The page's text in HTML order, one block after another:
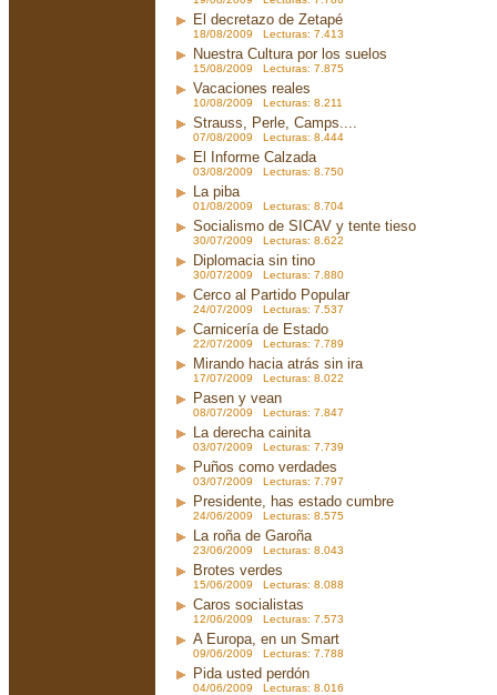
El decretazo de Zetapé
18/08/2009 Lecturas: 7.413
Nuestra Cultura por los suelos
15/08/2009 Lecturas: 7.875
Vacaciones reales
10/08/2009 Lecturas: 8.211
Strauss, Perle, Camps....
07/08/2009 Lecturas: 8.444
El Informe Calzada
03/08/2009 Lecturas: 8.750
La piba
01/08/2009 Lecturas: 8.704
Socialismo de SICAV y tente tieso
30/07/2009 Lecturas: 8.622
Diplomacia sin tino
30/07/2009 Lecturas: 7.880
Cerco al Partido Popular
24/07/2009 Lecturas: 7.537
Carnicería de Estado
22/07/2009 Lecturas: 7.789
Mirando hacia atrás sin ira
17/07/2009 Lecturas: 8.022
Pasen y vean
08/07/2009 Lecturas: 7.847
La derecha cainita
03/07/2009 Lecturas: 7.739
Puños como verdades
03/07/2009 Lecturas: 7.797
Presidente, has estado cumbre
24/06/2009 Lecturas: 8.575
La roña de Garoña
23/06/2009 Lecturas: 8.043
Brotes verdes
15/06/2009 Lecturas: 8.088
Caros socialistas
12/06/2009 Lecturas: 7.573
A Europa, en un Smart
09/06/2009 Lecturas: 7.788
Pida usted perdón
04/06/2009 Lecturas: 8.016